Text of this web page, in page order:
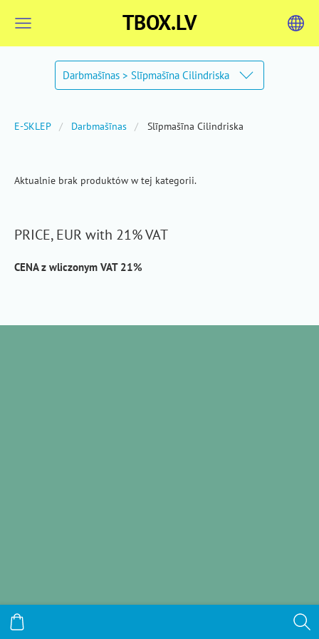
TBOX.LV
Darbmašīnas > Slīpmašīna Cilindriska
PRICE, EUR with 21% VAT
CENA z wliczonym VAT 21%
E-SKLEP Darbmašīnas Slīpmašīna Cilindriska
Aktualnie brak produktów w tej kategorii.